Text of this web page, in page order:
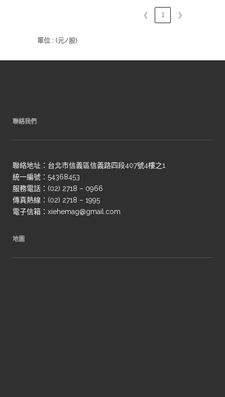
❮ 1 ❯
單位 : (元/股)
聯絡我們
聯絡地址：台北市信義區信義路四段407號4樓之1
統一編號：54368453
服務電話：(02) 2718 – 0966
傳真熱線：(02) 2718 – 1995
電子信箱：xiehemag@gmail.com
地圖